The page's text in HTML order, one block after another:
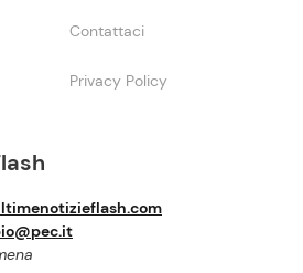
Contattaci
Privacy Policy